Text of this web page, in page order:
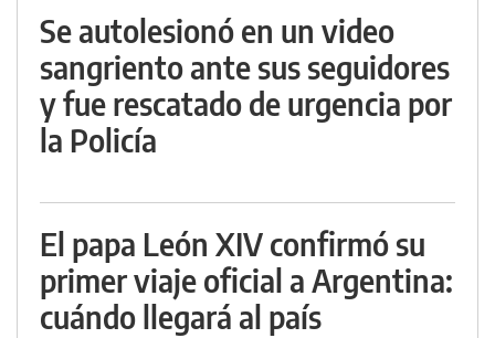
Se autolesionó en un video
sangriento ante sus seguidores
y fue rescatado de urgencia por
la Policía
El papa León XIV confirmó su
primer viaje oficial a Argentina:
cuándo llegará al país